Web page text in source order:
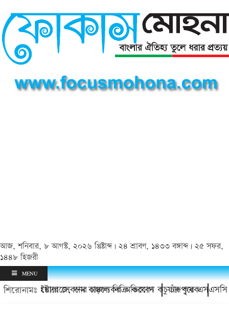
আজ, শনিবার, ৮ আগস্ট, ২০২৬ খ্রিষ্টাব্দ | ২৪ শ্রাবণ, ১৪৩৩ বঙ্গাব্দ | ২৫ সফর,
১৪৪৮ হিজরী
MENU
শিরোনামঃও ইয়াবা সেবনের চাঞ্চল্যকর অভিযোগ চাঁদপুরে এসএসসি ৯৭
কোল্ড স্টোরেজে, দাম বাড়লে বিক্রি করবেন কচুয়ার কৃষক